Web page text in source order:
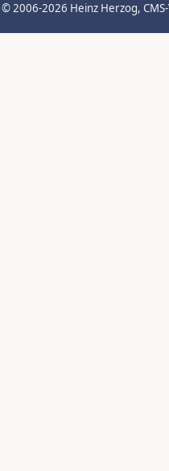
© 2006-2026 Heinz Herzog,